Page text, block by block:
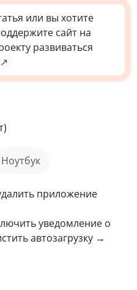
или вы хотите
сайт на
развиваться
Ноутбук
приложение
уведомление о
автозагрузку →